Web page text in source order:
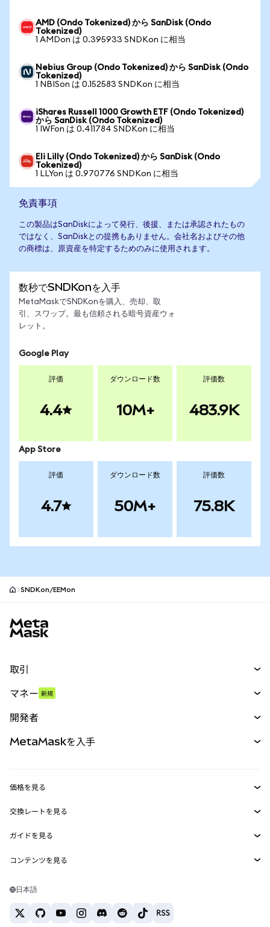
AMD (Ondo Tokenized) から SanDisk (Ondo
Tokenized)
1 AMDon は 0.395933 SNDKon に相当
Nebius Group (Ondo Tokenized) から SanDisk (Ondo
Tokenized)
1 NBISon は 0.152583 SNDKon に相当
iShares Russell 1000 Growth ETF (Ondo Tokenized)
から SanDisk (Ondo Tokenized)
1 IWFon は 0.411784 SNDKon に相当
Eli Lilly (Ondo Tokenized) から SanDisk (Ondo
Tokenized)
1 LLYon は 0.970776 SNDKon に相当
免責事項
この製品はSanDiskによって発行、後援、または承認されたもの
ではなく、SanDiskとの提携もありません。会社名およびその他
の商標は、原資産を特定するためのみに使用されます。
数秒でSNDKonを入手
MetaMaskでSNDKonを購入、売却、取
引、スワップ。最も信頼される暗号資産ウォ
レット。
Google Play
評価
4.4
ダウンロード数
10M+
評価数
483.9K
App Store
評価
4.7
ダウンロード数
50M+
評価数
75.8K
SNDKon/EEMon
取引
パーペチュアル
RWA
マネー 新規
開発者
MetaMask Connect
Snaps
Web3サービス
MetaMaskを入手
セキュリティ
サポート
キャリア
お問い合わせ
価格を見る
イーサリアムの価格
Solanaの価格
Tetherの価格
交換レートを見る
ETH→USD
USDT→INR
BTC→INR
ETH→USDT
ガイドを見る
ETHの購入
USDTの購入
コンテンツを見る
Solanaウォレット
日本語